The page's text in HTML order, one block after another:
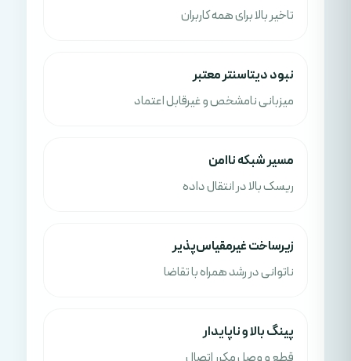
تاخیر بالا برای همه کاربران
نبود دیتاسنتر معتبر
میزبانی نامشخص و غیرقابل اعتماد
مسیر شبکه ناامن
ریسک بالا در انتقال داده
زیرساخت غیرمقیاس‌پذیر
ناتوانی در رشد همراه با تقاضا
پینگ بالا و ناپایدار